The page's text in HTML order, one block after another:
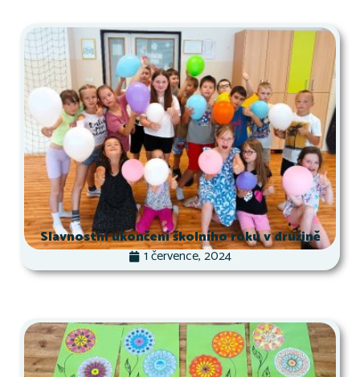
Slavnostní ukončení školního roku v družině
1 července, 2024